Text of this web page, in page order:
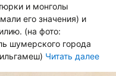
и монголы
его значения) и
(на фото:
шумерского города
Читать далее